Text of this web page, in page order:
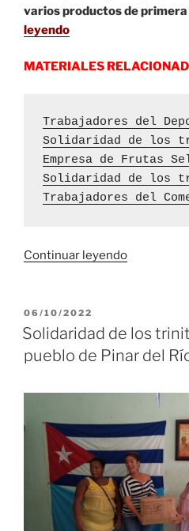
varios productos de primera
leyendo
MATERIALES
Trabajadores del
Solidaridad de los
Empresa de Frutas
Solidaridad de los
Trabajadores del
Continuar leyendo
del
pueblo
apoyo
a
Pinar
del
Río»
PUBLICADO
EL
06/10/2022
Solidaridad de los
pueblo de Pinar del